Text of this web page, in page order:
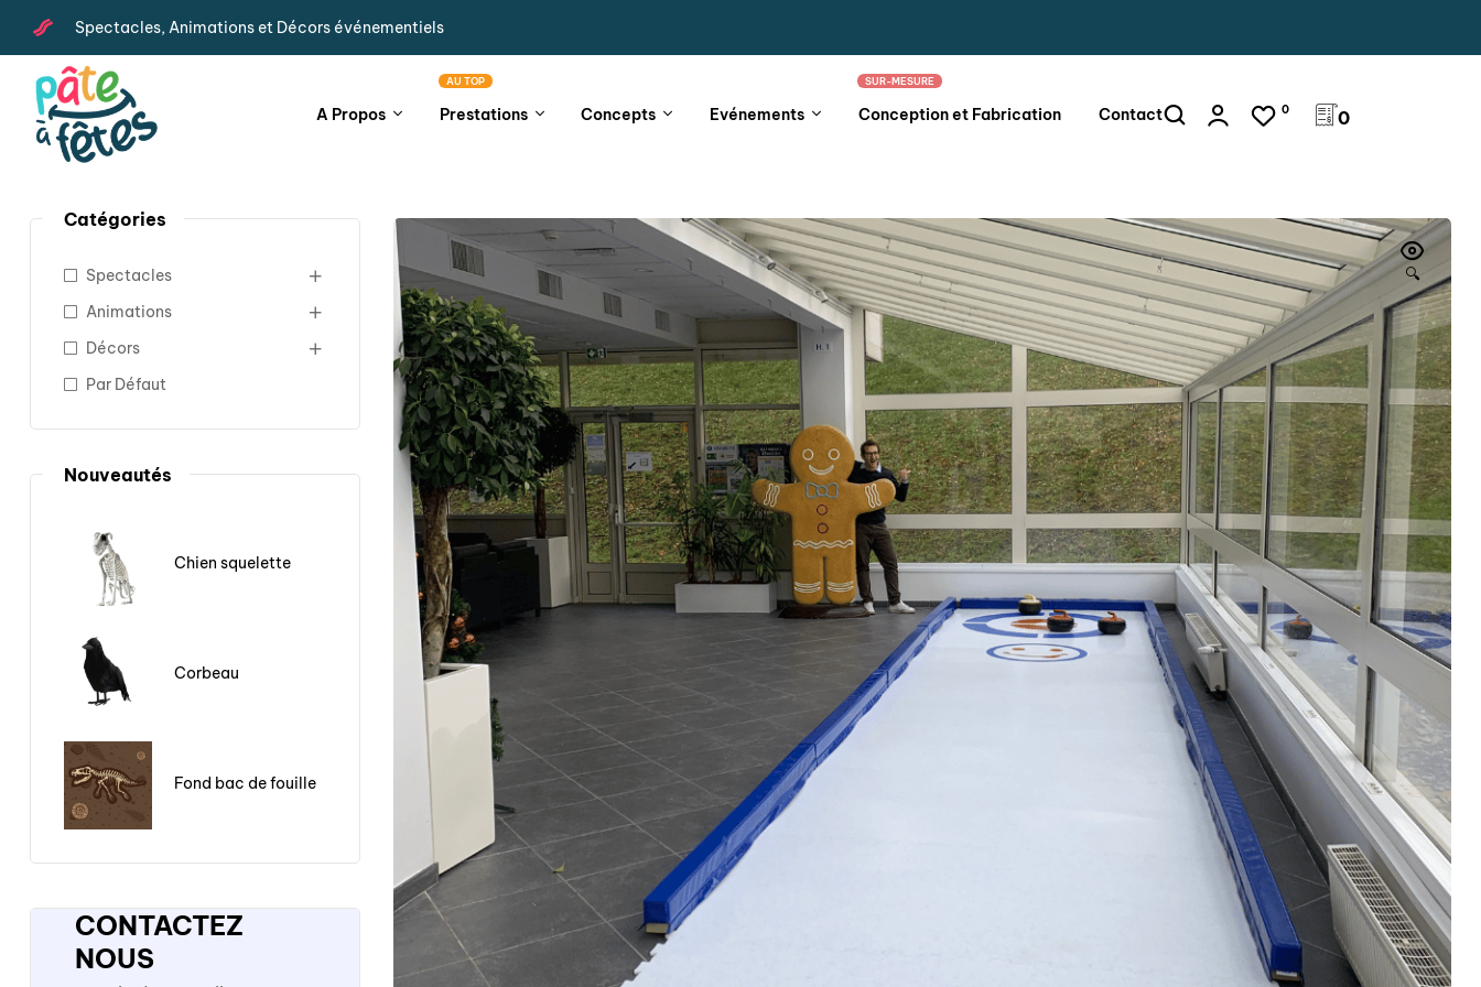
Spectacles, Animations et Décors événementiels
A Propos Prestations
AU TOP
Concepts Evénements Conception et Fabrication
SUR-MESURE
Contact 0 0
🔍
Catégories
Spectacles
Animations
Décors
Par Défaut
Nouveautés
Chien squelette
Corbeau
Fond bac de fouille
CONTACTEZ
NOUS